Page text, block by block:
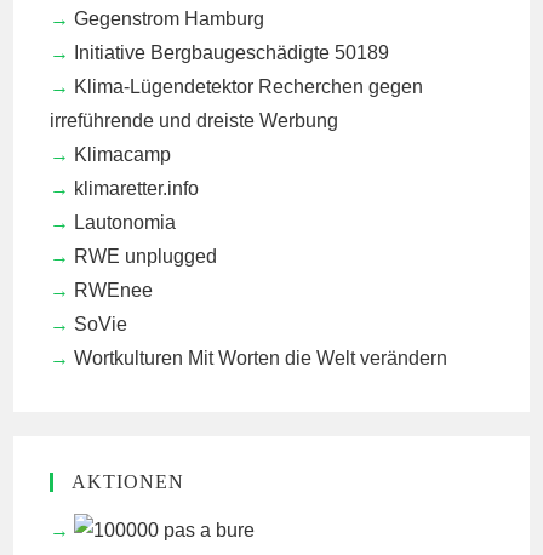
Gegenstrom Hamburg
Initiative Bergbaugeschädigte 50189
Klima-Lügendetektor Recherchen gegen
irreführende und dreiste Werbung
Klimacamp
klimaretter.info
Lautonomia
RWE unplugged
RWEnee
SoVie
Wortkulturen Mit Worten die Welt verändern
AKTIONEN